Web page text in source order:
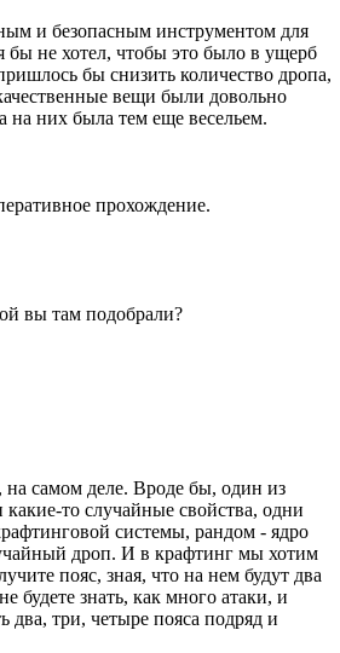
и безопасным инструментом для
бы не хотел, чтобы это было в ущерб
бы снизить количество дропа,
вещи были довольно
на них была тем еще весельем.
прохождение.
вы там подобрали?
самом деле. Вроде бы, один из
то случайные свойства, одни
системы, рандом - ядро
дроп. И в крафтинг мы хотим
пояс, зная, что на нем будут два
будете знать, как много атаки, и
два, три, четыре пояса подряд и